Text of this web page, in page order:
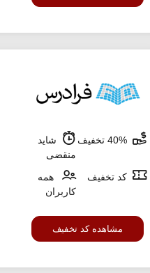
شاید
منقضی
کد تخفیف
همه
کاربران
مشاهده کد تخفیف